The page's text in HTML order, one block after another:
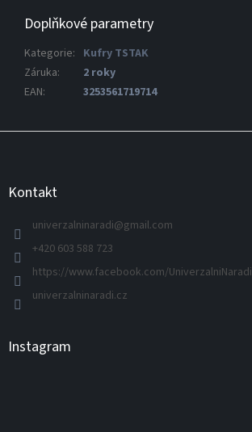
Doplňkové parametry
Kategorie: Kufry TSTAK
Záruka:
2 roky
EAN: 3253561719714
Z
Kontakt
univerzalninaradi@gmail.com
+420 603 588 723
https://www.facebook.com/UniverzalniNaradi
univerzalninaradi.cz
Instagram